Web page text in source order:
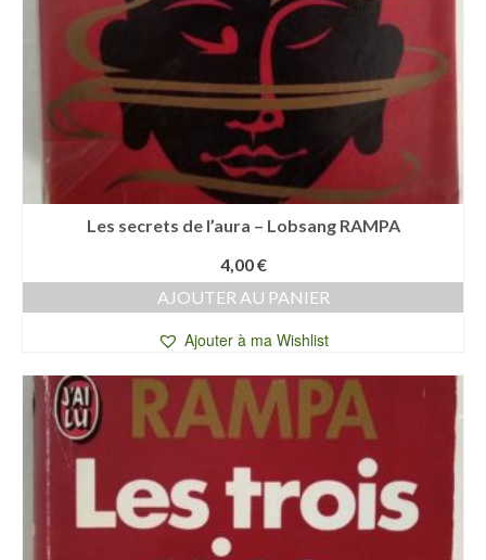
Les secrets de l’aura – Lobsang RAMPA
4,00€
AJOUTER AU PANIER
Ajouter à ma Wishlist